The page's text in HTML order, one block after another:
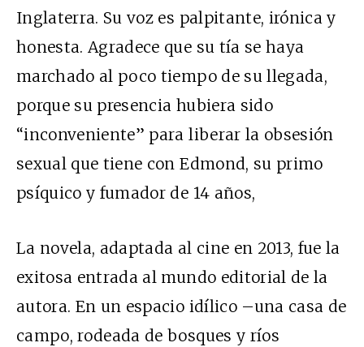
Inglaterra. Su voz es palpitante, irónica y
honesta. Agradece que su tía se haya
marchado al poco tiempo de su llegada,
porque su presencia hubiera sido
“inconveniente” para liberar la obsesión
sexual que tiene con Edmond, su primo
psíquico y fumador de 14 años,
La novela, adaptada al cine en 2013, fue la
exitosa entrada al mundo editorial de la
autora. En un espacio idílico –una casa de
campo, rodeada de bosques y ríos